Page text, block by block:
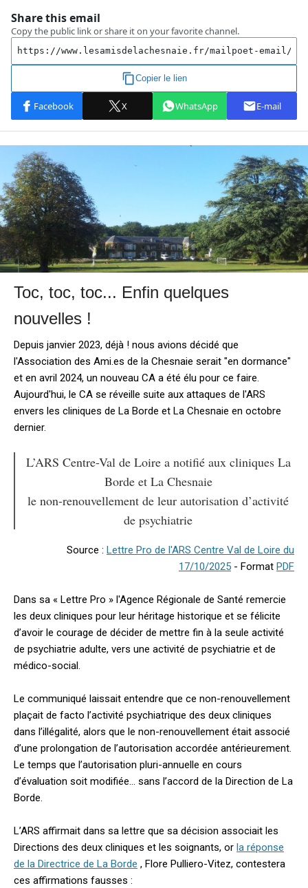
Toc, toc, toc... Enfin quelques
nouvelles !
Depuis janvier 2023, déjà ! nous avions décidé que
l'Association des Ami.es de la Chesnaie serait "en dormance"
et en avril 2024, un nouveau CA a été élu pour ce faire.
Aujourd'hui, le CA se réveille suite aux attaques de l'ARS
envers les cliniques de La Borde et La Chesnaie en octobre
dernier.
L’ARS Centre-Val de Loire a notifié aux cliniques La
Borde et La Chesnaie
le non-renouvellement de leur autorisation d’activité
de psychiatrie
Source : Lettre Pro de l'ARS Centre Val de Loire du
17/10/2025 - Format PDF
Dans sa « Lettre Pro » l'Agence Régionale de Santé remercie
les deux cliniques pour leur héritage historique et se félicite
d’avoir le courage de décider de mettre fin à la seule activité
de psychiatrie adulte, vers une activité de psychiatrie et de
médico-social.
Le communiqué laissait entendre que ce non-renouvellement
plaçait de facto l’activité psychiatrique des deux cliniques
dans l’illégalité, alors que le non-renouvellement était associé
d’une prolongation de l’autorisation accordée antérieurement.
Le temps que l’autorisation pluri-annuelle en cours
d’évaluation soit modifiée… sans l’accord de la Direction de La
Borde.
L’ARS affirmait dans sa lettre que sa décision associait les
Directions des deux cliniques et les soignants, or la réponse
de la Directrice de La Borde , Flore Pulliero-Vitez, contestera
ces affirmations fausses :